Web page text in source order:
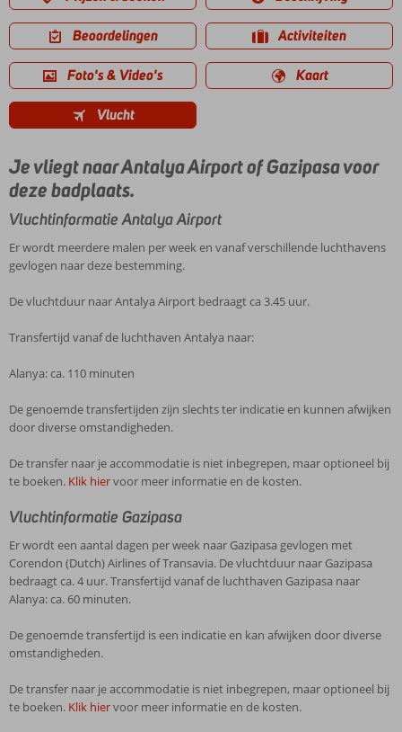
Beoordelingen Activiteiten
Foto's & Video's Kaart
Vlucht
Je vliegt naar Antalya Airport of Gazipasa voor
deze badplaats.
Vluchtinformatie Antalya Airport
Er wordt meerdere malen per week en vanaf verschillende luchthavens
gevlogen naar deze bestemming.
De vluchtduur naar Antalya Airport bedraagt ca 3.45 uur.
Transfertijd vanaf de luchthaven Antalya naar:
Alanya: ca. 110 minuten
De genoemde transfertijden zijn slechts ter indicatie en kunnen afwijken
door diverse omstandigheden.
De transfer naar je accommodatie is niet inbegrepen, maar optioneel bij
te boeken. Klik hiervoor meer informatie en de kosten.
Vluchtinformatie Gazipasa
Er wordt een aantal dagen per week naar Gazipasa gevlogen met
Corendon (Dutch) Airlines of Transavia. De vluchtduur naar Gazipasa
bedraagt ca. 4 uur. Transfertijd vanaf de luchthaven Gazipasa naar
Alanya: ca. 60 minuten.
De genoemde transfertijd is een indicatie en kan afwijken door diverse
omstandigheden.
De transfer naar je accommodatie is niet inbegrepen, maar optioneel bij
te boeken. Klik hiervoor meer informatie en de kosten.